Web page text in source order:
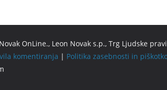
OnLine., Leon Novak s.p., Trg Ljudske
komentiranja | Politika zasebnosti in